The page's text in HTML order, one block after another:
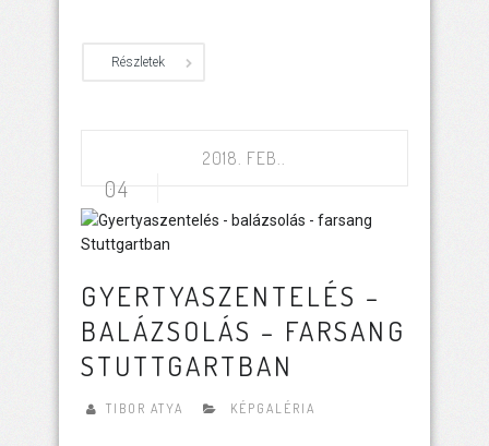
Részletek
2018. FEB..
04
GYERTYASZENTELÉS –
BALÁZSOLÁS – FARSANG
STUTTGARTBAN
TIBOR ATYA KÉPGALÉRIA